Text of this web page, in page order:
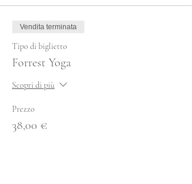
Vendita terminata
Tipo di biglietto
Forrest Yoga
Scopri di più
Prezzo
38,00 €